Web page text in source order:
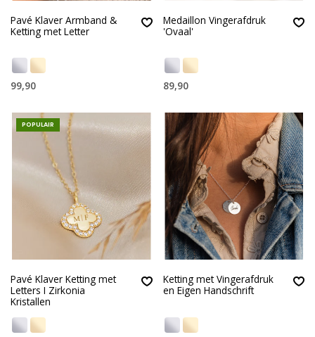
Pavé Klaver Armband &
Ketting met Letter
99,90
Medaillon Vingerafdruk
'Ovaal'
89,90
POPULAIR
Pavé Klaver Ketting met
Letters I Zirkonia
Kristallen
Ketting met Vingerafdruk
en Eigen Handschrift